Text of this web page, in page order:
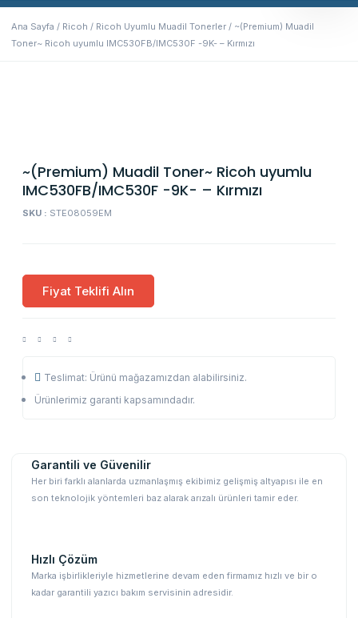
Ana Sayfa / Ricoh / Ricoh Uyumlu Muadil Tonerler / ~(Premium) Muadil
Toner~ Ricoh uyumlu IMC530FB/IMC530F -9K- – Kırmızı
~(Premium) Muadil Toner~ Ricoh uyumlu
IMC530FB/IMC530F -9K- – Kırmızı
SKU : STE08059EM
Fiyat Teklifi Alın
Teslimat: Ürünü mağazamızdan alabilirsiniz.
Ürünlerimiz garanti kapsamındadır.
Garantili ve Güvenilir
Her biri farklı alanlarda uzmanlaşmış ekibimiz gelişmiş altyapısı ile en
son teknolojik yöntemleri baz alarak arızalı ürünleri tamir eder.
Hızlı Çözüm
Marka işbirlikleriyle hizmetlerine devam eden firmamız hızlı ve bir o
kadar garantili yazıcı bakım servisinin adresidir.